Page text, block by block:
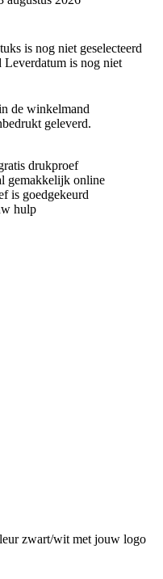
is nog niet geselecteerd
Leverdatum is nog niet
de winkelmand
geleverd.
drukproef
gemakkelijk online
is goedgekeurd
hulp